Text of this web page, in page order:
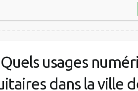
usages
dans la ville